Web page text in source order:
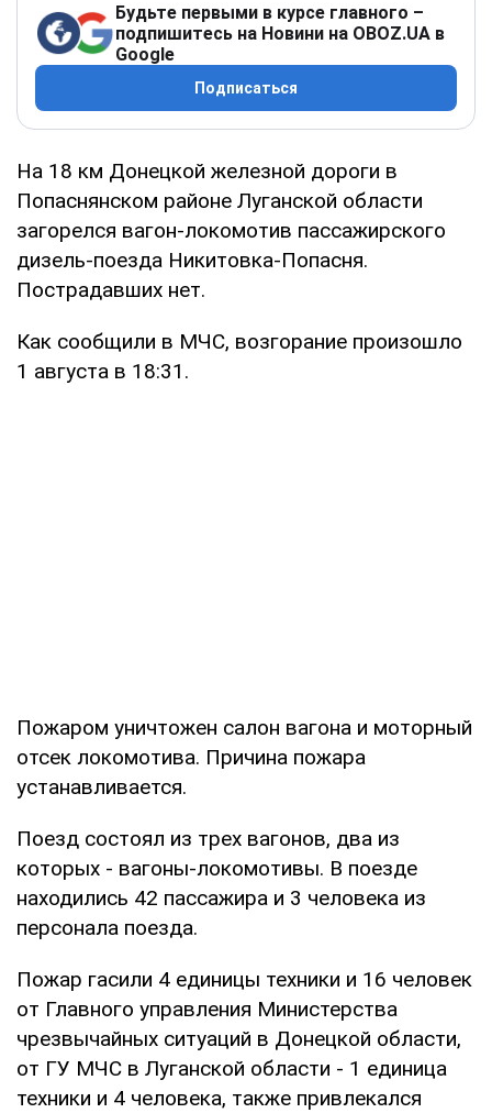
Будьте первыми в курсе главного –
подпишитесь на Новини на OBOZ.UA в
Google
Подписаться
На 18 км Донецкой железной дороги в
Попаснянском районе Луганской области
загорелся вагон-локомотив пассажирского
дизель-поезда Никитовка-Попасня.
Пострадавших нет.
Как сообщили в МЧС, возгорание произошло
1 августа в 18:31.
Пожаром уничтожен салон вагона и моторный
отсек локомотива. Причина пожара
устанавливается.
Поезд состоял из трех вагонов, два из
которых - вагоны-локомотивы. В поезде
находились 42 пассажира и 3 человека из
персонала поезда.
Пожар гасили 4 единицы техники и 16 человек
от Главного управления Министерства
чрезвычайных ситуаций в Донецкой области,
от ГУ МЧС в Луганской области - 1 единица
техники и 4 человека, также привлекался